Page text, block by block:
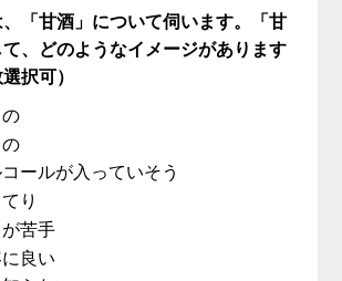
「甘酒」について伺います。「甘
、どのようなイメージがあります
択可）
ールが入っていそう
り
苦手
良い